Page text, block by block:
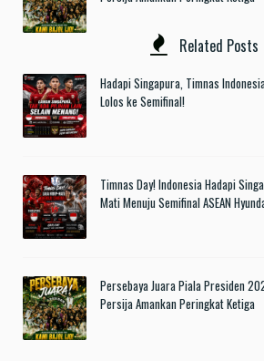
Related Posts
Hadapi Singapura, Timnas
Lolos ke Semifinal!
Timnas Day! Indonesia Hadapi
Mati Menuju Semifinal ASEAN
Persebaya Juara Piala Presiden
Persija Amankan Peringkat Ketiga